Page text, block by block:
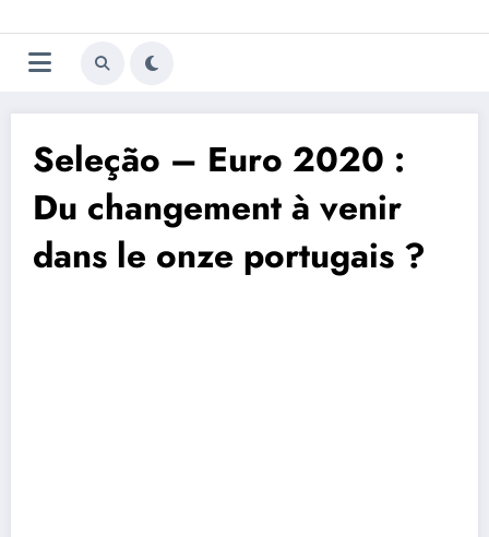
au
contenu
Trivela
L'actualité du football
Seleção – Euro 2020 :
Du changement à venir
dans le onze portugais ?